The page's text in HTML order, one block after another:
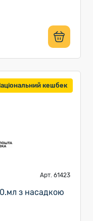
кешбек
Арт. 61423
з насадкою